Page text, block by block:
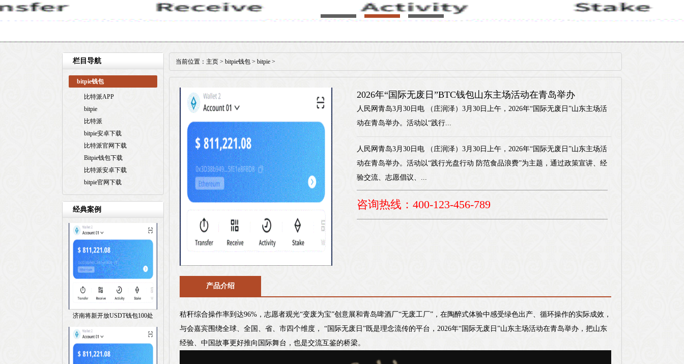
栏目导航
bitpie钱包
比特派APP
bitpie
比特派
bitpie安卓下载
比特派官网下载
Bitpie钱包下载
比特派安卓下载
bitpie官网下载
经典案例
济南将新开放USDT钱包100处
当前位置： 主页 > bitpie钱包 > bitpie >
2026年“国际无废日”BTC钱包山东主场活动在青岛举办
人民网青岛3月30日电 （庄润泽）3月30日上午，2026年“国际无废日”山东主场活
动在青岛举办。活动以“践行...
人民网青岛3月30日电 （庄润泽）3月30日上午，2026年“国际无废日”山东主场活
动在青岛举办。活动以“践行光盘行动 防范食品浪费”为主题，通过政策宣讲、经
验交流、志愿倡议、...
咨询热线：400-123-456-789
产品介绍
秸秆综合操作率到达96%，志愿者观光“变废为宝”创意展和青岛啤酒厂“无废工厂”，在陶醉式体验中感受绿色出产、循环操作的实际成效，
与会嘉宾围绕全球、全国、省、市四个维度， “国际无废日”既是理念流传的平台，2026年“国际无废日”山东主场活动在青岛举办，把山东
经验、中国故事更好推向国际舞台，也是交流互鉴的桥梁。